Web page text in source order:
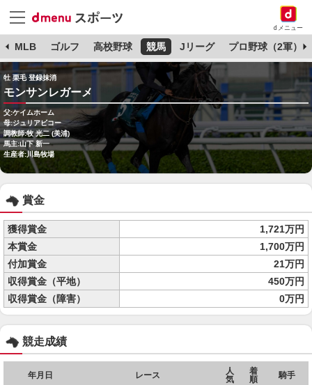
dメニュー
MLB ゴルフ 高校野球 競馬 Jリーグ プロ野球（2軍）
牡 栗毛 登録抹消
モンサンレガーメ
父:ケイムホーム
母:ジュリアビコー
調教師:牧 光二 (美浦)
馬主:山下 新一
生産者:川島牧場
賞金
獲得賞金
1,721万円
本賞金
1,700万円
付加賞金
21万円
収得賞金（平地）
450万円
収得賞金（障害）
0万円
競走成績
年月日 レース
人
気
着
順
騎手